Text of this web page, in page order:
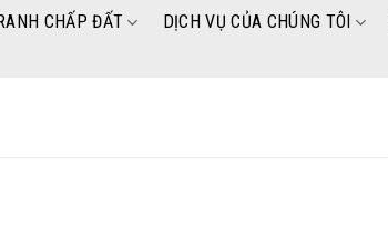
CHẤP ĐẤT DỊCH VỤ CỦA CHÚNG TÔI